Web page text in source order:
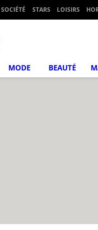
SOCIÉTÉ STARS LOISIRS
MODE BEAUTÉ